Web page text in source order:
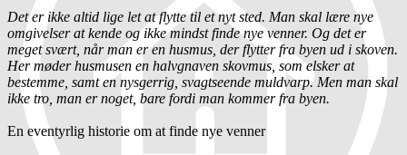
Det er ikke altid lige let at flytte til et nyt sted. Man skal lære nye
omgivelser at kende og ikke mindst finde nye venner. Og det er
meget svært, når man er en husmus, der flytter fra byen ud i skoven.
Her møder husmusen en halvgnaven skovmus, som elsker at
bestemme, samt en nysgerrig, svagtseende muldvarp. Men man skal
ikke tro, man er noget, bare fordi man kommer fra byen.
En eventyrlig historie om at finde nye venner